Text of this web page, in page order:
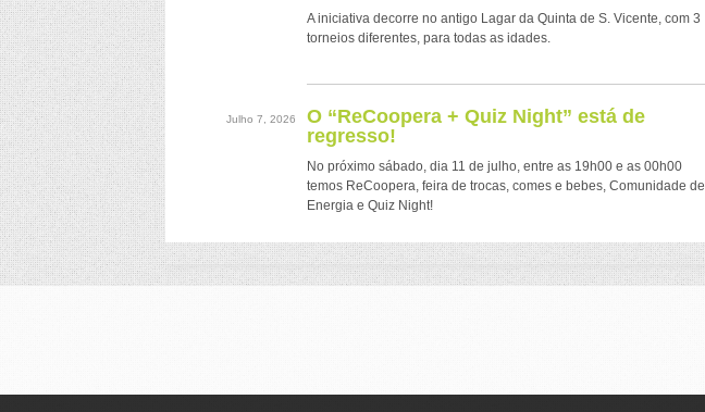
A iniciativa decorre no antigo Lagar da Quinta de S. Vicente, com 3
torneios diferentes, para todas as idades.
Julho 7, 2026
O “ReCoopera + Quiz Night” está de
regresso!
No próximo sábado, dia 11 de julho, entre as 19h00 e as 00h00
temos ReCoopera, feira de trocas, comes e bebes, Comunidade de
Energia e Quiz Night!